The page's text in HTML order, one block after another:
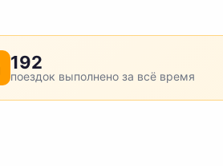
192
поездок выполнено за всё время